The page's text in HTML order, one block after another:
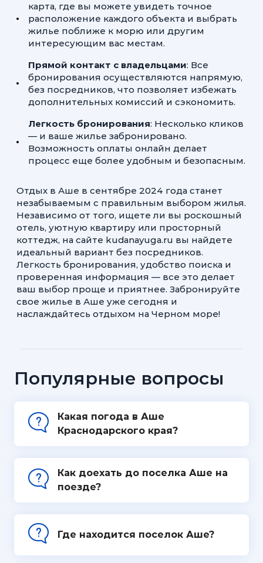
карта, где вы можете увидеть точное
расположение каждого объекта и выбрать
жилье поближе к морю или другим
интересующим вас местам.
Прямой контакт с владельцами: Все
бронирования осуществляются напрямую,
без посредников, что позволяет избежать
дополнительных комиссий и сэкономить.
Легкость бронирования: Несколько кликов
— и ваше жилье забронировано.
Возможность оплаты онлайн делает
процесс еще более удобным и безопасным.
Отдых в Аше в сентябре 2024 года станет
незабываемым с правильным выбором жилья.
Независимо от того, ищете ли вы роскошный
отель, уютную квартиру или просторный
коттедж, на сайте kudanayuga.ru вы найдете
идеальный вариант без посредников.
Легкость бронирования, удобство поиска и
проверенная информация — все это делает
ваш выбор проще и приятнее. Забронируйте
свое жилье в Аше уже сегодня и
наслаждайтесь отдыхом на Черном море!
Популярные вопросы
Какая погода в Аше
Краснодарского края?
Как доехать до поселка Аше на
поезде?
Где находится поселок Аше?